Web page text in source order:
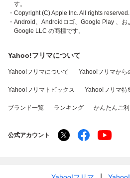
す。
・Copyright (C) Apple Inc. All rights reserved.
・Android、Androidロゴ、Google Play 、お
Google LLC の商標です。
Yahoo!フリマについて
Yahoo!フリマについて Yahoo!フリマから
Yahoo!フリマトピックス Yahoo!フリマ特
ブランド一覧 ランキング かんたんご
公式アカウント